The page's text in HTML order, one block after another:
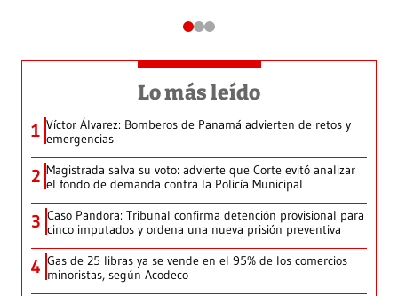
Lo más leído
1 Víctor Álvarez: Bomberos de Panamá advierten de retos y
emergencias
2 Magistrada salva su voto: advierte que Corte evitó analizar
el fondo de demanda contra la Policía Municipal
3 Caso Pandora: Tribunal confirma detención provisional para
cinco imputados y ordena una nueva prisión preventiva
4 Gas de 25 libras ya se vende en el 95% de los comercios
minoristas, según Acodeco